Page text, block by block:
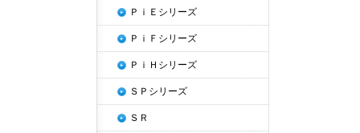
ＰｉＥシリーズ
ＰｉＦシリーズ
ＰｉＨシリーズ
ＳＰシリーズ
ＳＲ